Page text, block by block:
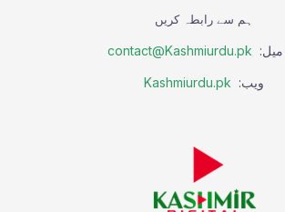
ہم سے رابطہ کریں
contact@Kashmiurdu.pk
ویب: Kashmiurdu.pk